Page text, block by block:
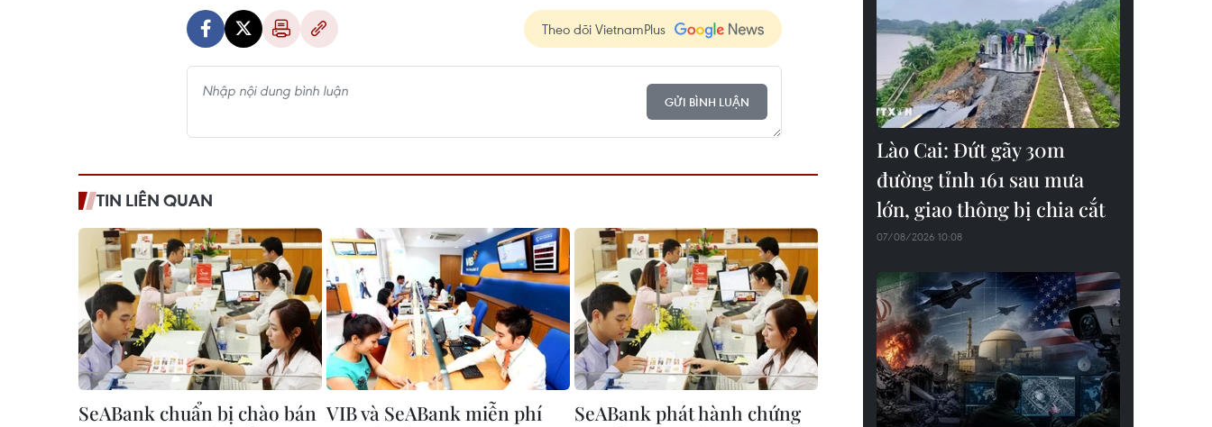
Theo dõi VietnamPlus
GỬI BÌNH LUẬN
TIN LIÊN QUAN
SeABank chuẩn bị chào bán VIB và SeABank miễn phí
SeABank phát hành chứng
Lào Cai: Đứt gãy 30m
đường tỉnh 161 sau mưa
lớn, giao thông bị chia cắt
07/08/2026 10:08